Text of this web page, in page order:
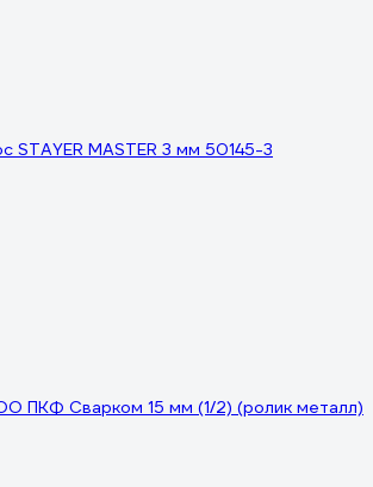
STAYER MASTER 3 мм 50145-3
ПКФ Сварком 15 мм (1/2) (ролик металл)